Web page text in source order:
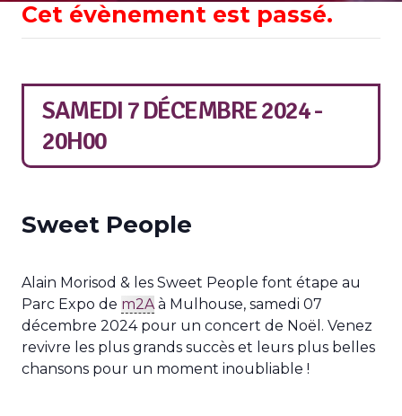
Cet évènement est passé.
SAMEDI 7 DÉCEMBRE 2024 -
20H00
Sweet People
Alain Morisod & les Sweet People font étape au
Parc Expo de m2A à Mulhouse, samedi 07
décembre 2024 pour un concert de Noël. Venez
revivre les plus grands succès et leurs plus belles
chansons pour un moment inoubliable !